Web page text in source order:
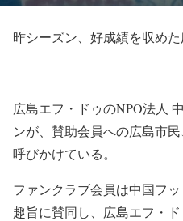
昨シーズン、好成績を収め
広島エフ・ドゥのNPO法人
ンが、賛助会員への広島市
呼びかけている。
ファンクラブ会員は中国フ
趣旨に賛同し、広島エフ・